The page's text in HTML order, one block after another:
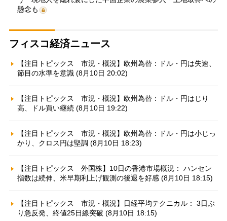
懸念も
フィスコ経済ニュース
【注目トピックス 市況・概況】欧州為替：ドル・円は失速、
節目の水準を意識 (8月10日 20:02)
【注目トピックス 市況・概況】欧州為替：ドル・円はじり
高、ドル買い継続 (8月10日 19:22)
【注目トピックス 市況・概況】欧州為替：ドル・円は小じっ
かり、クロス円は堅調 (8月10日 18:23)
【注目トピックス 外国株】10日の香港市場概況： ハンセン
指数は続伸、米早期利上げ観測の後退を好感 (8月10日 18:15)
【注目トピックス 市況・概況】日経平均テクニカル： 3日ぶ
り急反発、終値25日線突破 (8月10日 18:15)